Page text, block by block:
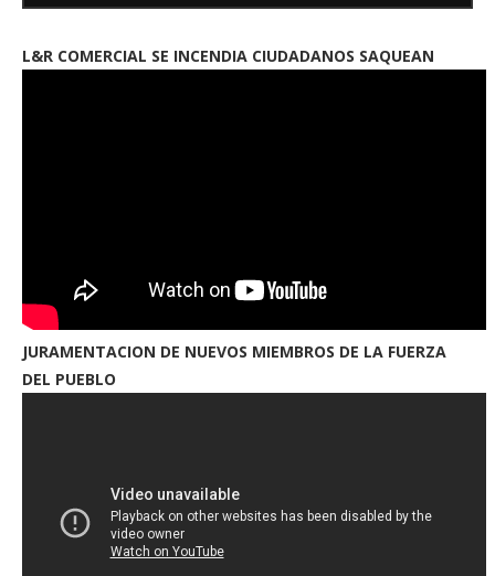
L&R COMERCIAL SE INCENDIA CIUDADANOS SAQUEAN
JURAMENTACION DE NUEVOS MIEMBROS DE LA FUERZA
DEL PUEBLO